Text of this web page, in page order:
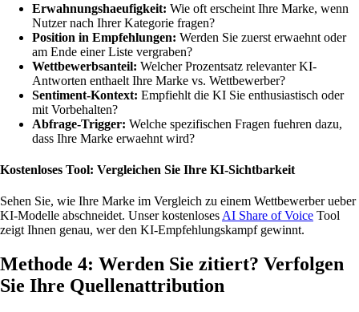
Erwahnungshaeufigkeit: Wie oft erscheint Ihre Marke, wenn
Nutzer nach Ihrer Kategorie fragen?
Position in Empfehlungen: Werden Sie zuerst erwaehnt oder
am Ende einer Liste vergraben?
Wettbewerbsanteil: Welcher Prozentsatz relevanter KI-
Antworten enthaelt Ihre Marke vs. Wettbewerber?
Sentiment-Kontext: Empfiehlt die KI Sie enthusiastisch oder
mit Vorbehalten?
Abfrage-Trigger: Welche spezifischen Fragen fuehren dazu,
dass Ihre Marke erwaehnt wird?
Kostenloses Tool: Vergleichen Sie Ihre KI-Sichtbarkeit
Sehen Sie, wie Ihre Marke im Vergleich zu einem Wettbewerber ueber
KI-Modelle abschneidet. Unser kostenlosesAI Share of Voice Tool
zeigt Ihnen genau, wer den KI-Empfehlungskampf gewinnt.
Methode 4: Werden Sie zitiert? Verfolgen
Sie Ihre Quellenattribution